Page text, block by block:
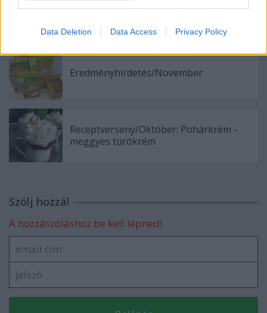
Data Deletion Data Access Privacy Policy
Epres túrótorta
Eredményhirdetés/November
Receptverseny/Október: Pohárkrém -
meggyes túrókrém
Szólj hozzá!
A hozzászóláshoz be kell lépned!